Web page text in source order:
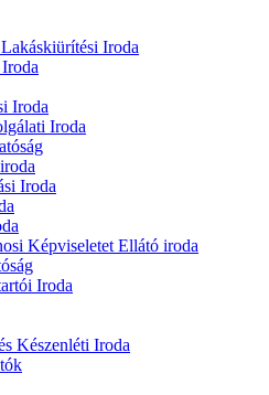
Iroda
Iroda
Iroda
Iroda
Képviseletet Ellátó iroda
Iroda
Készenléti Iroda